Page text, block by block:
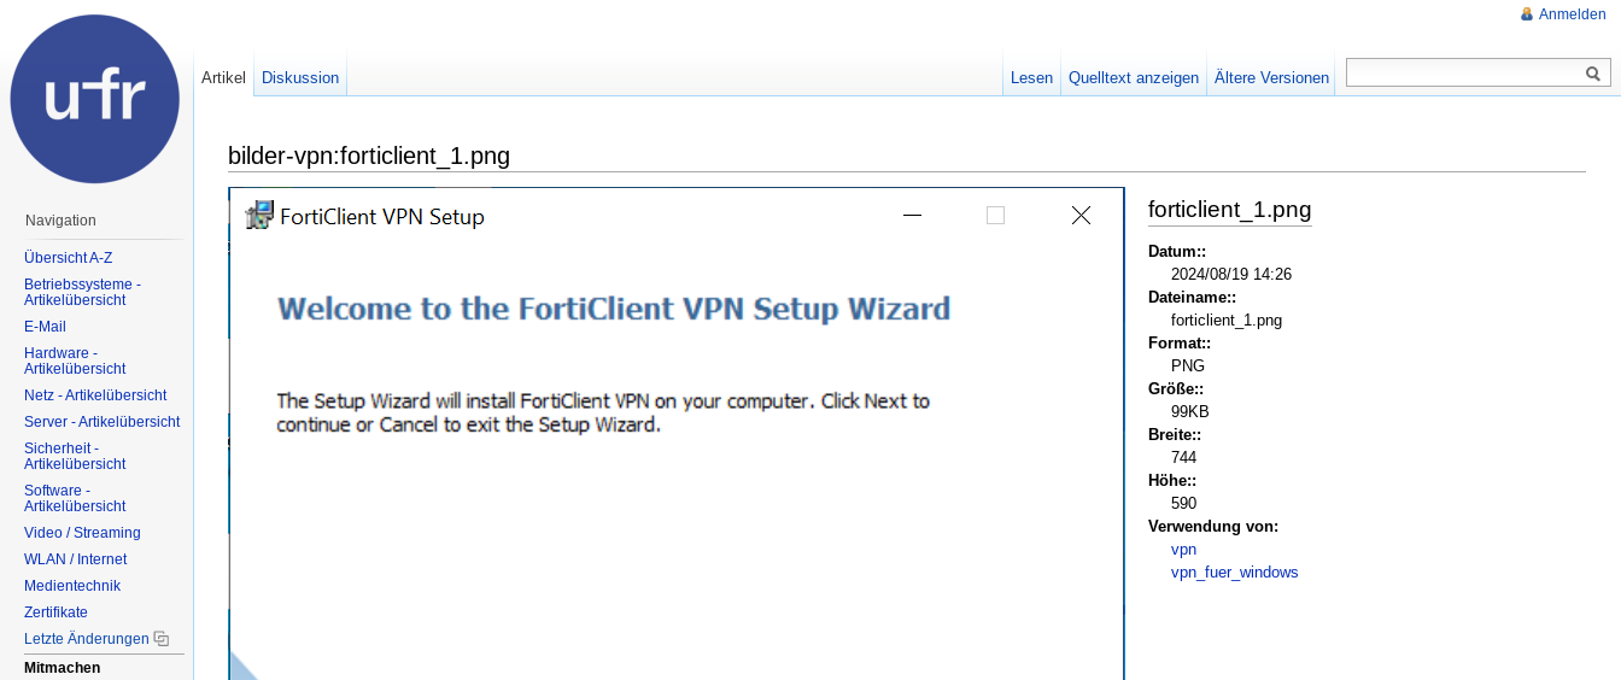
bilder-vpn:forticlient_1.png
forticlient_1.png
Datum::
2024/08/19 14:26
Dateiname::
forticlient_1.png
Format::
PNG
Größe::
99KB
Breite::
744
Höhe::
590
Verwendung von:
vpn
vpn_fuer_windows
Anmelden
Artikel Diskussion Lesen Quelltext anzeigen Ältere Versionen
Navigation
Übersicht A-Z
Betriebssysteme -
Artikelübersicht
E-Mail
Hardware -
Artikelübersicht
Netz - Artikelübersicht
Server - Artikelübersicht
Sicherheit -
Artikelübersicht
Software -
Artikelübersicht
Video / Streaming
WLAN / Internet
Medientechnik
Zertifikate
Letzte Änderungen
Mitmachen